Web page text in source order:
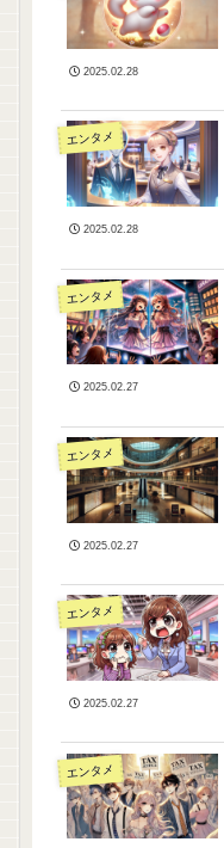
2025.02.28
エンタメ
2025.02.28
エンタメ
2025.02.27
エンタメ
2025.02.27
エンタメ
2025.02.27
エンタメ